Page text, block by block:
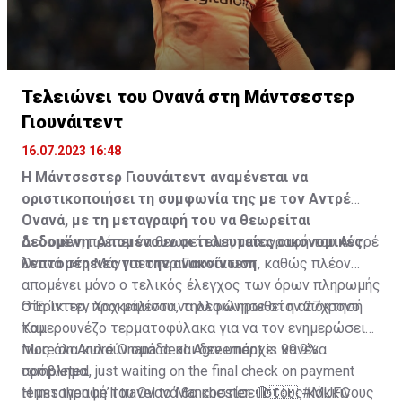
Τελειώνει του Ονανά στη Μάντσεστερ
Γιουνάιτεντ
16.07.2023 16:48
Η Μάντσεστερ Γιουνάιτεντ αναμένεται να
οριστικοποιήσει τη συμφωνία της με τον Αντρέ
Ονανά, με τη μεταγραφή του να θεωρείται
δεδομένη. Απομένουν οι τελευταίες οικονομικές
λεπτομέρειες για την ανακοίνωση.
Δεδομένη πρέπει να θεωρείται η μεταγραφή του Αντρέ
Ονανά στη Μάντσεστερ Γιουνάιτεντ, καθώς πλέον
απομένει μόνο ο τελικός έλεγχος των όρων πληρωμής
στη Ίντερ, προκειμένου να ολοκληρωθεί η απόκτησή
του.
Ο Έρικ τεν Χαχ μάλιστα, τηλεφώνησε στον 27χρονο
Καμερουνέζο τερματοφύλακα για να τον ενημερώσει
πως όλα κυλούν ομάδα και δεν υπάρχει κανένα
πρόβλημα.
More on André Onana deal. Agreement is 99.9%
completed, just waiting on the final check on payment
terms then he’ll travel to Manchester. 🔴🇨🇲#MUFC
Η μεταγραφή του Ονανά θα κοστίσει στους κόκκινους